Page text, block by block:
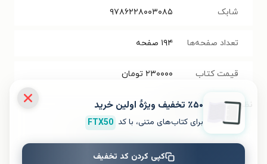
شابک ۹۷۸۶۲۲۸۰۰۳۰۸۵
تعداد صفحه‌ها ۱۹۴ صفحه
قیمت کتاب ۲۳۰۰۰۰ تومان
نظر شما دربارهٔ این کتاب
به این کتاب چه امتیازی می‌دهید؟
٪۵۰ تخفیف ویژۀ اولین خرید
برای کتاب‌های متنی، با کد FTX50
کپی کردن کد تخفیف